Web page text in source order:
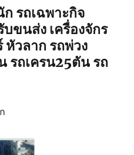
รถเฉพาะกิจ
ขนส่ง เครื่องจักร
หัวลาก รถพ่วง
รถเครน25ตัน รถ